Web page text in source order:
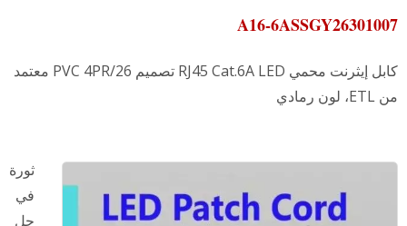
A16-6ASSGY26301007
كابل إيثرنت محمي RJ45 Cat.6A LED تصميم PVC 4PR/26 معتمد
من ETL، لون رمادي
ثورة
في
حل